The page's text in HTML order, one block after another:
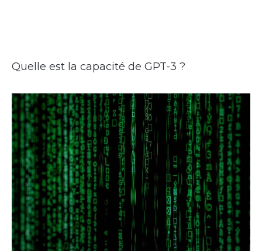
Quelle est la capacité de GPT-3 ?